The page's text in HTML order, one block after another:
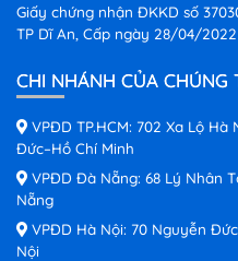
Giấy chứng nhận ĐKKD số
TP Dĩ An, Cấp ngày 28/04/2022
CHI NHÁNH CỦA CHÚNG
VPĐD TP.HCM: 702 Xa Lộ Hà
Đức–Hồ Chí Minh
VPĐD Đà Nẵng: 68 Lý Nhân
Nẵng
VPĐD Hà Nội: 70 Nguyễn
Nội